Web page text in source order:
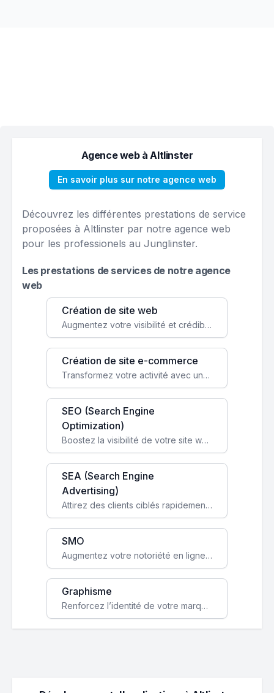
Agence web à Altlinster
En savoir plus sur notre agence web
Découvrez les différentes prestations de service
proposées à Altlinster par notre agence web
pour les professionels au Junglinster.
Les prestations de services de notre agence
web
Création de site web
Augmentez votre visibilité et crédibilité en ligne avec un site web performant, conçu pour attirer plus de clients.
Création de site e-commerce
Transformez votre activité avec une boutique en ligne, accessible à l'échelle mondiale 24/7.
SEO (Search Engine
Optimization)
Boostez la visibilité de votre site web sur Google et attirez du trafic qualifié grâce à nos stratégies SEO.
SEA (Search Engine
Advertising)
Attirez des clients ciblés rapidement avec des campagnes publicitaires payantes optimisées pour vos objectifs.
SMO
Augmentez votre notoriété en ligne et stimulez la croissance de votre entreprise grâce à une stratégie sociale sur mesure.
Graphisme
Renforcez l’identité de votre marque avec un design unique qui capte l’attention et engage vos clients.